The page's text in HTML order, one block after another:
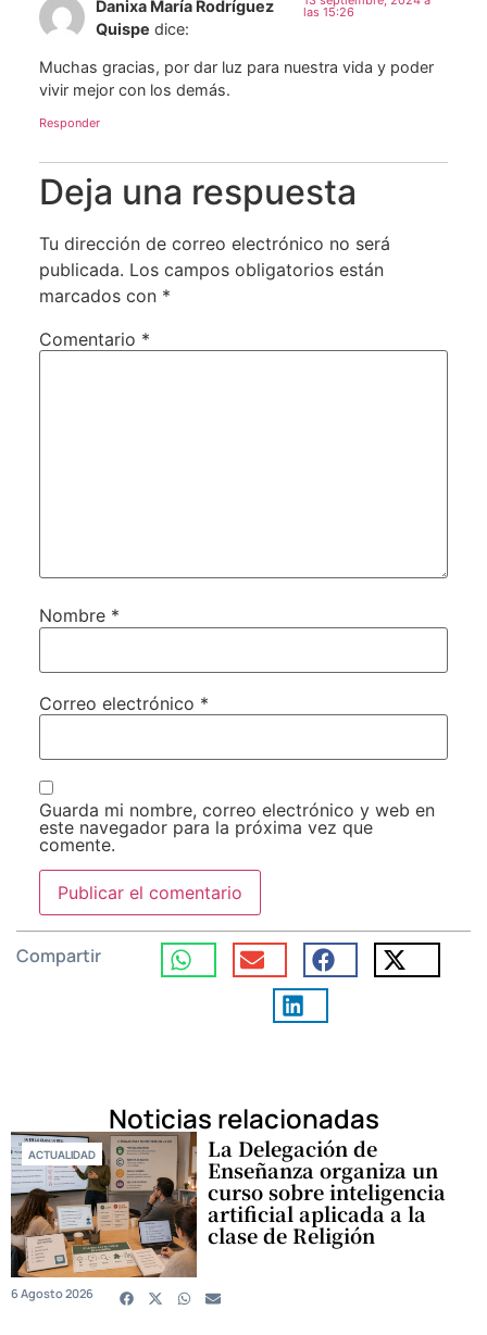
Danixa María Rodríguez
Quispe dice:
las 15:26
Muchas gracias, por dar luz para nuestra vida y poder
vivir mejor con los demás.
Responder
Deja una respuesta
Tu dirección de correo electrónico no será
publicada. Los campos obligatorios están
marcados con *
Comentario *
Nombre *
Correo electrónico *
Guarda mi nombre, correo electrónico y web en
este navegador para la próxima vez que
comente.
Compartir
Noticias relacionadas
ACTUALIDAD La Delegación de
Enseñanza organiza un
curso sobre inteligencia
artificial aplicada a la
clase de Religión
6 Agosto 2026